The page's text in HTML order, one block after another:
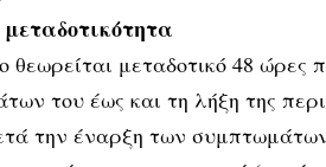
θεωρείται μεταδοτικό 48 ώρες
του έως και τη λήξη της
την έναρξη των